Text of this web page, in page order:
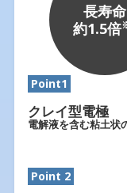
⻑寿命
約1.5倍
Point1
クレイ型電極
電解液を含む粘土状
Point 2